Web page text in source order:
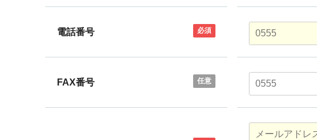
電話番号 必須
FAX番号 任意